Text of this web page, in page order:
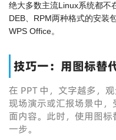
绝大多数主流Linux系统都不
DEB、RPM两种格式的安装
WPS Office。
技巧一：用图标替
在 PPT 中，文字越多，
现场演示或汇报场景中
面内容。此时，使用图
一步。